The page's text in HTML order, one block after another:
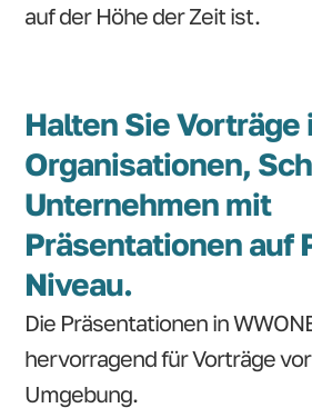
auf der Höhe der Zeit ist.
Halten Sie Vorträge
Organisationen,
Unternehmen mit
Präsentationen auf
Niveau.
Die Präsentationen in
hervorragend für Vorträge
Umgebung.